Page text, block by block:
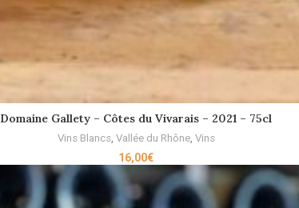
ADD TO CART
Domaine Gallety – Côtes du Vivarais – 2021 – 75cl
Vins Blancs, Vallée du Rhône, Vins
16,00€